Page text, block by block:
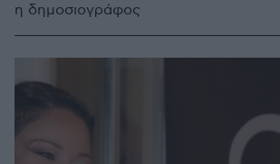
η δημοσιογράφος